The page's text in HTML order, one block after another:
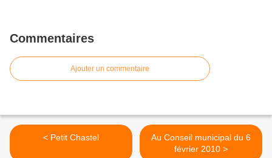
Commentaires
Ajouter un commentaire
< Petit Chastel
Au Conseil municipal du 6
février 2010 >